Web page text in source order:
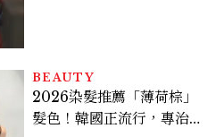
看點懶人包
BEAUTY
2026染髮推薦「薄荷棕」
髮色！韓國正流行，專治紅